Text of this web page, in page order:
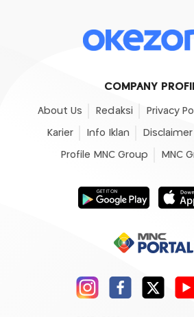
COMPANY
About Us Redaksi Privacy
Karier Info Iklan Disclaimer
Profile MNC Group MNC